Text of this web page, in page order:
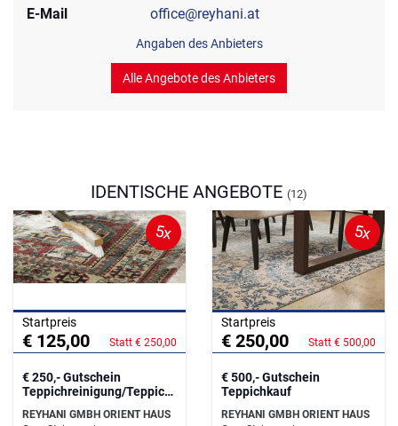
E-Mail
office@reyhani.at
Angaben des Anbieters
Alle Angebote des Anbieters
IDENTISCHE ANGEBOTE (12)
5x
Startpreis
€ 125,00 Statt € 250,00
€ 250,- Gutschein
Teppichreinigung/Teppichr
REYHANI GMBH ORIENT HAUS
5x
Startpreis
€ 250,00 Statt € 500,00
€ 500,- Gutschein
Teppichkauf
REYHANI GMBH ORIENT HAUS